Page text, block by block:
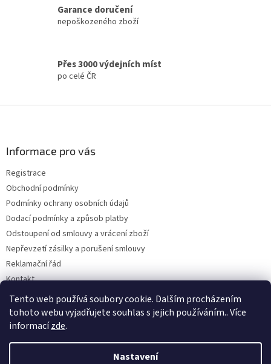
Tento web používá soubory cookie. Dalším procházením
tohoto webu vyjadřujete souhlas s jejich používáním.. Více
informacízde.
Nastavení
Garance doručení
nepoškozeného zboží
Přes 3000 výdejních míst
po celé ČR
Informace pro vás
Registrace
Obchodní podmínky
Podmínky ochrany osobních údajů
Dodací podmínky a způsob platby
Odstoupení od smlouvy a vrácení zboží
Nepřevzetí zásilky a porušení smlouvy
Reklamační řád
Kontakt
Napište nám